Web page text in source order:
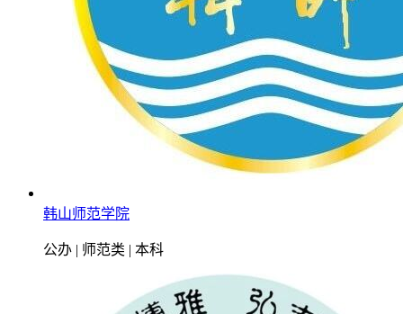
韩山师范学院
公办 | 师范类 | 本科